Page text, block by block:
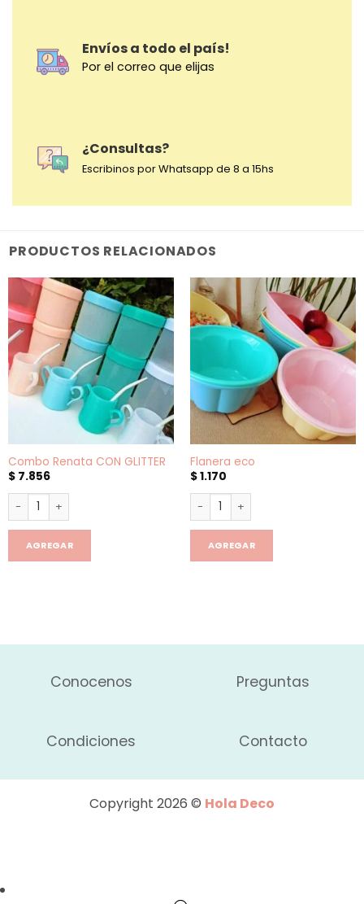
Envíos a todo el país!
Por el correo que elijas
¿Consultas?
Escribinos por Whatsapp de 8 a 15hs
PRODUCTOS RELACIONADOS
Combo Renata CON GLITTER
$7.856
Combo Renata CON GLITTER cantidad
AGREGAR
Flanera eco
$1.170
Flanera eco cantidad
AGREGAR
Conocenos Preguntas
Condiciones Contacto
Copyright 2026 © Hola Deco